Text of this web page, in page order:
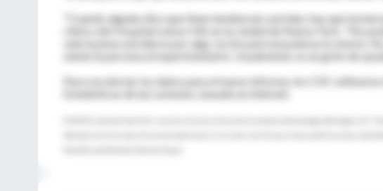
"Cuando alguien dice que tiene tendencias suicidas, hay que
Para recolectar los datos para el nuevo informe, los CDC